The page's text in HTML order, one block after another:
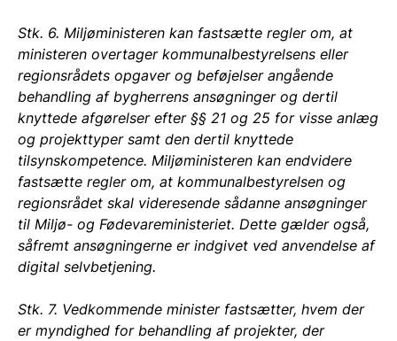
Stk. 6. Miljøministeren kan fastsætte regler om, at
ministeren overtager kommunalbestyrelsens eller
regionsrådets opgaver og beføjelser angående
behandling af bygherrens ansøgninger og dertil
knyttede afgørelser efter §§ 21 og 25 for visse anlæg
og projekttyper samt den dertil knyttede
tilsynskompetence. Miljøministeren kan endvidere
fastsætte regler om, at kommunalbestyrelsen og
regionsrådet skal videresende sådanne ansøgninger
til Miljø- og Fødevareministeriet. Dette gælder også,
såfremt ansøgningerne er indgivet ved anvendelse af
digital selvbetjening.
Stk. 7. Vedkommende minister fastsætter, hvem der
er myndighed for behandling af projekter, der